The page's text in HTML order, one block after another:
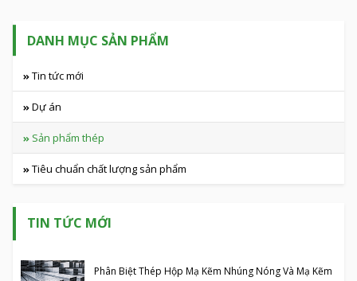
DANH MỤC SẢN PHẨM
Tin tức mới
Tuyển dụng
Dự án
Sản phẩm thép
Tiêu chuẩn chất lượng sản phẩm
TIN TỨC MỚI
Phân Biệt Thép Hộp Mạ Kẽm Nhúng Nóng Và Mạ Kẽm